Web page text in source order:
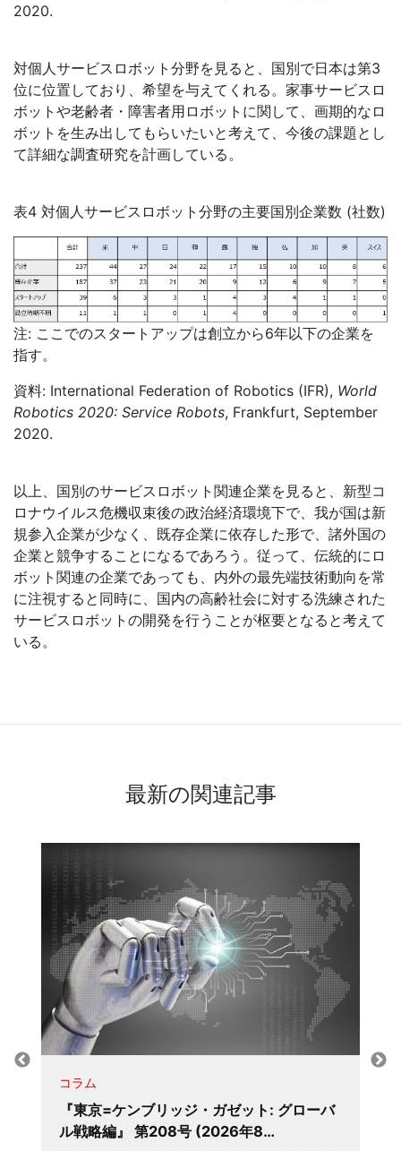
2020.
対個人サービスロボット分野を見ると、国別で日本は第3
位に位置しており、希望を与えてくれる。家事サービスロ
ボットや老齢者・障害者用ロボットに関して、画期的なロ
ボットを生み出してもらいたいと考えて、今後の課題とし
て詳細な調査研究を計画している。
表4 対個人サービスロボット分野の主要国別企業数 (社数)
注: ここでのスタートアップは創立から6年以下の企業を
指す。
資料: International Federation of Robotics (IFR), World
Robotics 2020: Service Robots, Frankfurt, September
2020.
以上、国別のサービスロボット関連企業を見ると、新型コ
ロナウイルス危機収束後の政治経済環境下で、我が国は新
規参入企業が少なく、既存企業に依存した形で、諸外国の
企業と競争することになるであろう。従って、伝統的にロ
ボット関連の企業であっても、内外の最先端技術動向を常
に注視すると同時に、国内の高齢社会に対する洗練された
サービスロボットの開発を行うことが枢要となると考えて
いる。
最新の関連記事
コラム
『東京=ケンブリッジ・ガゼット: グローバ
ル戦略編』 第208号 (2026年8…